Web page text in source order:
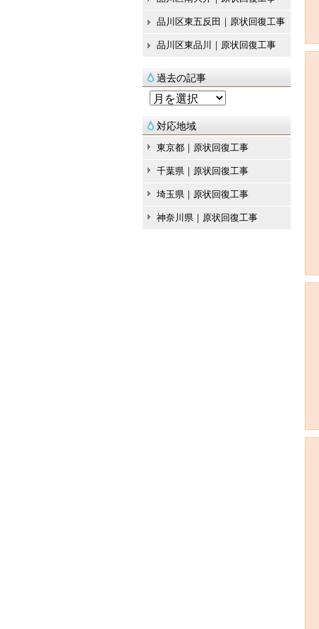
品川区東五反田｜原状回復工事
品川区東品川｜原状回復工事
過去の記事
の
事
対応地域
東京都｜原状回復工事
千葉県｜原状回復工事
埼玉県｜原状回復工事
神奈川県｜原状回復工事